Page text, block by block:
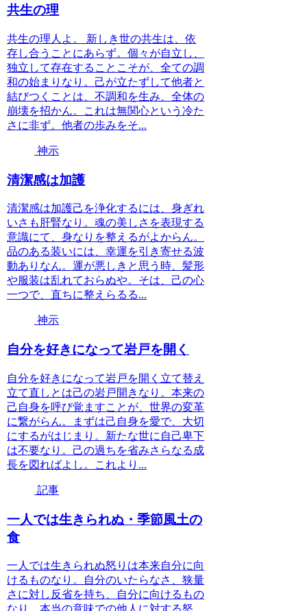
共生の理
共生の理人よ。 新しき世の共生は、依
存し合うことにあらず。個々が自立し、
独立して存在することこそが、全ての調
和の始まりなり。己が立たずして他者と
結びつくことは、不調和を生み、全体の
崩壊を招かん。これは無関心という冷た
さに非ず。他者の歩みをそ...
神示
清潔感は加護
清潔感は加護己を浄化するには、身ぎれ
いさも肝腎なり。魂の美しさを表現する
意識にて、身なりを整えるがよからん。
品のある装いには、幸運を引き寄せる波
動ありなん。運が悪しきと思う時、髪形
や服装は乱れておらぬや。そは、己の心
一つで、直ちに整えらるる...
神示
自分を好きになって岩戸を開く
自分を好きになって岩戸を開く立て替え
立て直しとは己の岩戸開きなり。本来の
己自身を呼び覚ますことが、世界の変革
に繋がらん。まずは己自身を愛で、大切
にするがはじまり。新たな世に自己卑下
は不要なり。己の過ちを省みさらなる成
長を図ればよし。これより...
記事
一人では生きられぬ・季節風土の
食
一人では生きられぬ怒りは本来自分に向
けるものなり。自分のいたらなさ、狭量
さに対し反省を持ち、自分に向けるもの